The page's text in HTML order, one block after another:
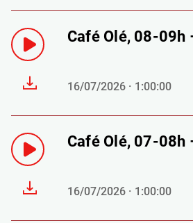
Café Olé, 08-
16/07/2026 · 1:00:00
Café Olé, 07-
16/07/2026 · 1:00:00